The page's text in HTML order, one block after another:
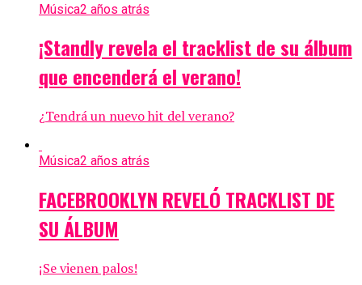
Música2 años atrás
¡Standly revela el tracklist de su álbum
que encenderá el verano!
¿Tendrá un nuevo hit del verano?
Música2 años atrás
FACEBROOKLYN REVELÓ TRACKLIST DE
SU ÁLBUM
¡Se vienen palos!